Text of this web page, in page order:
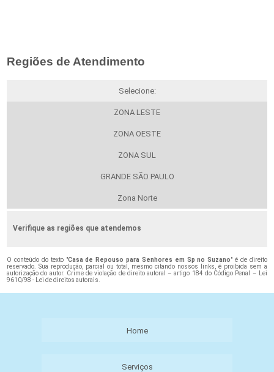
Regiões de Atendimento
Selecione:
ZONA LESTE
ZONA OESTE
ZONA SUL
GRANDE SÃO PAULO
Zona Norte
Verifique as regiões que atendemos
O conteúdo do texto "Casa de Repouso para Senhores em Sp no Suzano" é de direito
reservado. Sua reprodução, parcial ou total, mesmo citando nossos links, é proibida sem a
autorização do autor. Crime de violação de direito autoral – artigo 184 do Código Penal –
Lei
9610/98 - Lei de direitos autorais
Home
Serviços